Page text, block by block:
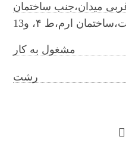
میدان،جنب ساختمان
ارم،ط ۴، و13
مشغول به کار
رشت